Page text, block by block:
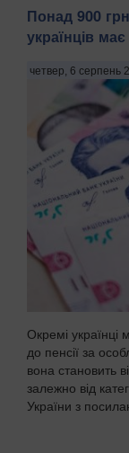
Понад 900
українців
четвер, 6 серпень
Окремі українці
до пенсії за
вона становить
залежно від
України з